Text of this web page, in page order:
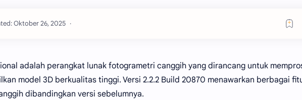
adalah perangkat lunak fotogrametri canggih yang dirancang untuk
model 3D berkualitas tinggi. Versi 2.2.2 Build 20870 menawarkan berbagai
dibandingkan versi sebelumnya.